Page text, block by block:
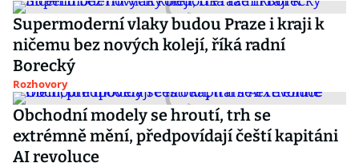
Supermoderní vlaky budou Praze i kraji k
ničemu bez nových kolejí, říká radní
Borecký
Rozhovory
Obchodní modely se hroutí, trh se
extrémně mění, předpovídají čeští kapitáni
AI revoluce